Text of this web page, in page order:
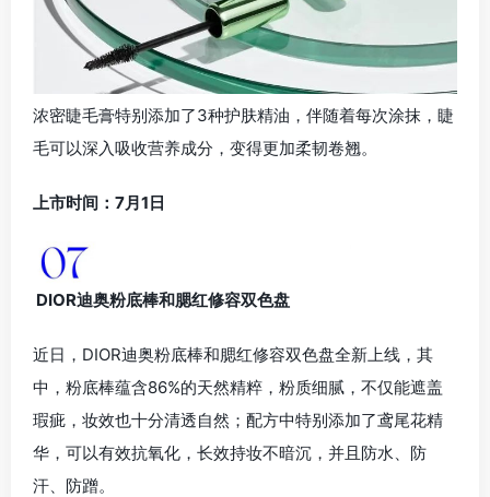
浓密睫毛膏特别添加了3种护肤精油，伴随着每次涂抹，睫
毛可以深入吸收营养成分，变得更加柔韧卷翘。
上市时间：7月1日
DIOR迪奥粉底棒和腮红修容双色盘
近日，DIOR迪奥粉底棒和腮红修容双色盘全新上线，其
中，粉底棒蕴含86%的天然精粹，粉质细腻，不仅能遮盖
瑕疵，妆效也十分清透自然；配方中特别添加了鸢尾花精
华，可以有效抗氧化，长效持妆不暗沉，并且防水、防
汗、防蹭。